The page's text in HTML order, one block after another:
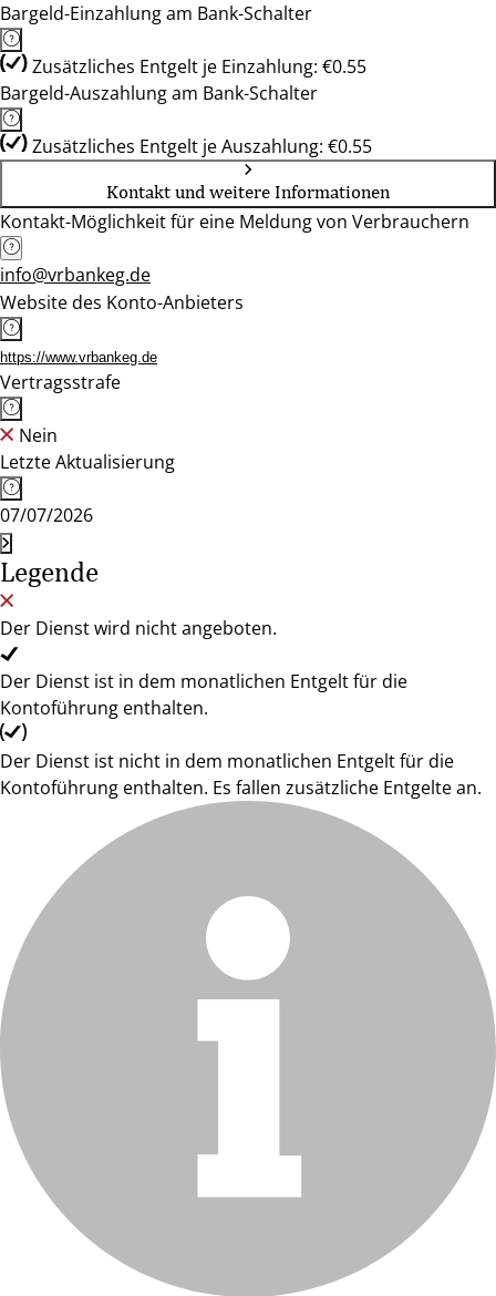
Bargeld-Einzahlung am Bank-Schalter
Zusätzliches Entgelt je Einzahlung: €0.55
Bargeld-Auszahlung am Bank-Schalter
Zusätzliches Entgelt je Auszahlung: €0.55
Kontakt und weitere Informationen
Kontakt-Möglichkeit für eine Meldung von Verbrauchern
info@vrbankeg.de
Website des Konto-Anbieters
https://www.vrbankeg.de
Vertragsstrafe
Nein
Letzte Aktualisierung
07/07/2026
Legende
Der Dienst wird nicht angeboten.
Der Dienst ist in dem monatlichen Entgelt für die
Kontoführung enthalten.
Der Dienst ist nicht in dem monatlichen Entgelt für die
Kontoführung enthalten. Es fallen zusätzliche Entgelte an.